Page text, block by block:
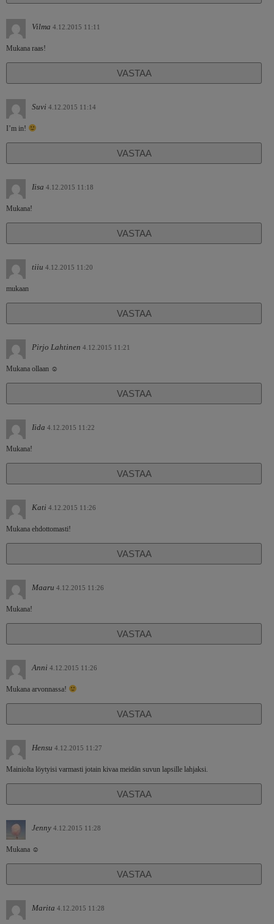
Vilma 4.12.2015 11:11
Mukana raas!
VASTAA
Suvi 4.12.2015 11:14
I’m in!
VASTAA
Iisa 4.12.2015 11:18
Mukana!
VASTAA
tiiu 4.12.2015 11:20
mukaan
VASTAA
Pirjo Lahtinen 4.12.2015 11:21
Mukana ollaan ☺
VASTAA
Iida 4.12.2015 11:22
Mukana!
VASTAA
Kati 4.12.2015 11:26
Mukana ehdottomasti!
VASTAA
Maaru 4.12.2015 11:26
Mukana!
VASTAA
Anni 4.12.2015 11:26
Mukana arvonnassa!
VASTAA
Hensu 4.12.2015 11:27
Mainiolta löytyisi varmasti jotain kivaa meidän suvun lapsille lahjaksi.
VASTAA
Jenny 4.12.2015 11:28
Mukana ☺
VASTAA
Marita 4.12.2015 11:28